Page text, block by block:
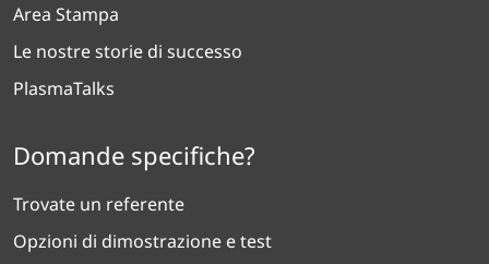
Area Stampa
Le nostre storie di successo
PlasmaTalks
Domande specifiche?
Trovate un referente
Opzioni di dimostrazione e test